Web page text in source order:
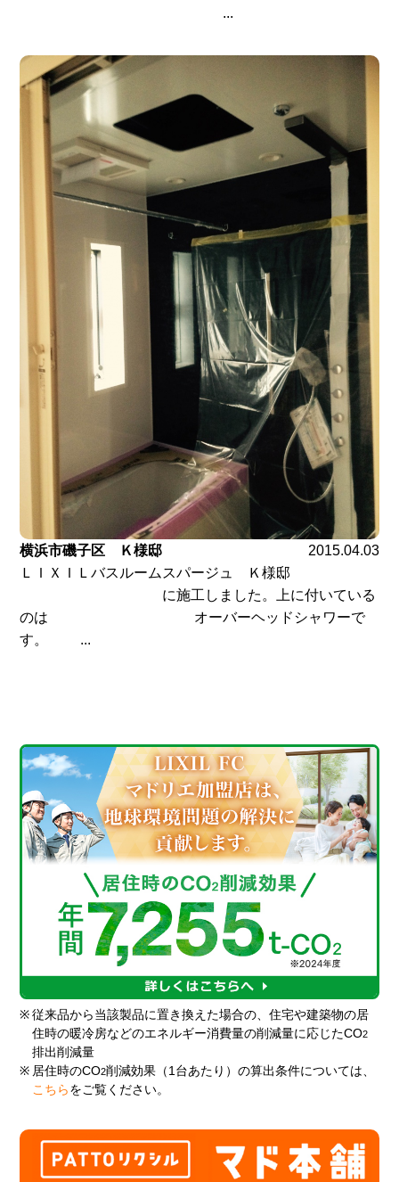
...
横浜市磯子区 Ｋ様邸
2015.04.03
ＬＩＸＩＬバスルームスパージュ Ｋ様邸
に施工しました。上に付いている
のは オーバーヘッドシャワーで
す。 ...
※ 従来品から当該製品に置き換えた場合の、住宅や建築物の居
住時の暖冷房などのエネルギー消費量の削減量に応じたCO2
排出削減量
※ 居住時のCO2削減効果（1台あたり）の算出条件については、
こちら をご覧ください。